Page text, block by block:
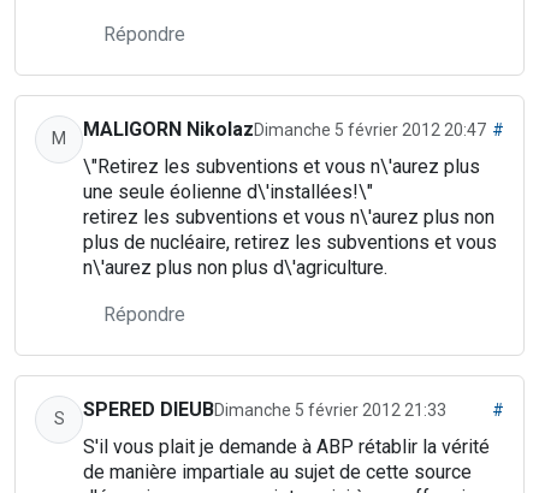
Répondre
M MALIGORN NikolazDimanche 5 février 2012 20:47 #
\"Retirez les subventions et vous n\'aurez plus
une seule éolienne d\'installées!\"
retirez les subventions et vous n\'aurez plus non
plus de nucléaire, retirez les subventions et vous
n\'aurez plus non plus d\'agriculture.
Répondre
S SPERED DIEUBDimanche 5 février 2012 21:33 #
S'il vous plait je demande à ABP rétablir la vérité
de manière impartiale au sujet de cette source